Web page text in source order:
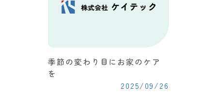
季節の変わり目にお家のケア
を
2025/09/26